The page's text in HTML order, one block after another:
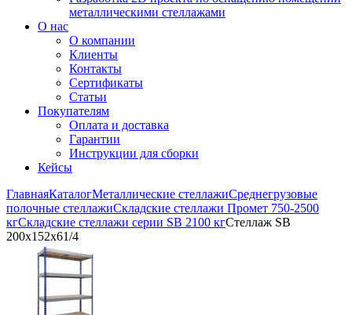
металлическими стеллажами
О нас
О компании
Клиенты
Контакты
Сертификаты
Статьи
Покупателям
Оплата и доставка
Гарантии
Инструкции для сборки
Кейсы
ГлавнаяКаталогМеталлические стеллажиСреднегрузовые
полочные стеллажиСкладские стеллажи Промет 750-2500
кгСкладские стеллажи серии SB 2100 кгСтеллаж SB
200x152x61/4